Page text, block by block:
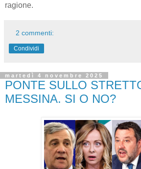
ragione.
2 commenti:
Condividi
martedì 4 novembre 2025
PONTE SULLO
MESSINA. SI O NO?